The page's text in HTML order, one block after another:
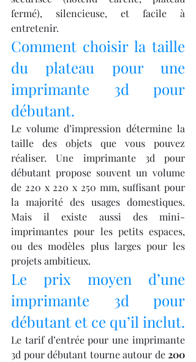
fermé), silencieuse, et facile à
entretenir.
Comment choisir la taille
du plateau pour une
imprimante 3d pour
débutant.
Le volume d’impression détermine la
taille des objets que vous pouvez
réaliser. Une imprimante 3d pour
débutant propose souvent un volume
de 220 x 220 x 250 mm, suffisant pour
la majorité des usages domestiques.
Mais il existe aussi des mini-
imprimantes pour les petits espaces,
ou des modèles plus larges pour les
projets ambitieux.
Le prix moyen d’une
imprimante 3d pour
débutant et ce qu’il inclut.
Le tarif d’entrée pour une imprimante
3d pour débutant tourne autour de 200